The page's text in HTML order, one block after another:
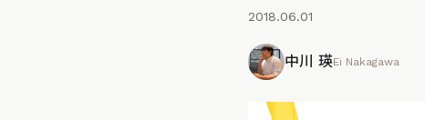
2018.06.01
中川 瑛Ei Nakagawa